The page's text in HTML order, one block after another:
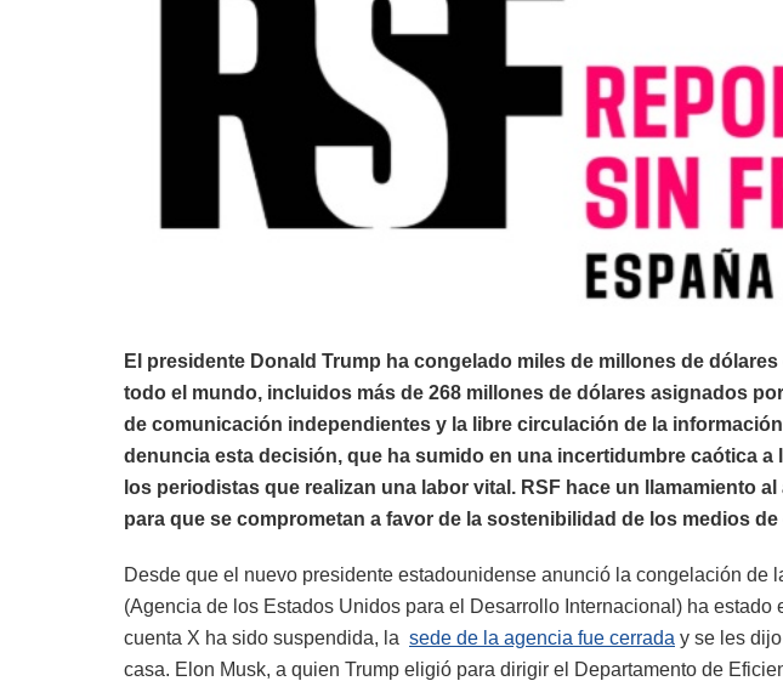
El presidente Donald Trump ha congelado miles de millones de
todo el mundo, incluidos más de 268 millones de dólares asignados
de comunicación independientes y la libre circulación de la
denuncia esta decisión, que ha sumido en una incertidumbre caótica a
los periodistas que realizan una labor vital. RSF hace un llamamiento
para que se comprometan a favor de la sostenibilidad de los medios
Desde que el nuevo presidente estadounidense anunció la congelación de
(Agencia de los Estados Unidos para el Desarrollo Internacional) ha estado
cuenta X ha sido suspendida, la sede de la agencia fue cerrada y se les
casa. Elon Musk, a quien Trump eligió para dirigir el Departamento de